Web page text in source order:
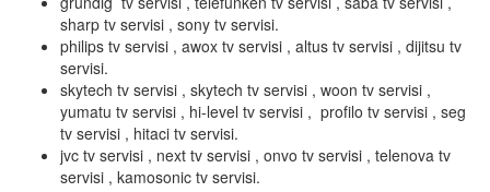
sharp tv servisi , sony tv servisi.
philips tv servisi , awox tv servisi , altus tv servisi , dijitsu tv
servisi.
skytech tv servisi , skytech tv servisi , woon tv servisi ,
yumatu tv servisi , hi-level tv servisi , profilo tv servisi , seg
tv servisi , hitaci tv servisi.
jvc tv servisi , next tv servisi , onvo tv servisi , telenova tv
servisi , kamosonic tv servisi.